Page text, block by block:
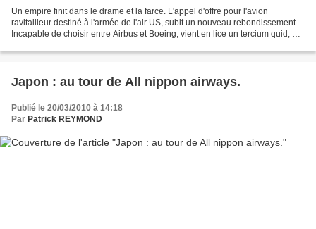
Un empire finit dans le drame et la farce. L'appel d'offre pour l'avion
ravitailleur destiné à l'armée de l'air US, subit un nouveau rebondissement.
Incapable de choisir entre Airbus et Boeing, vient en lice un tercium quid, à
Japon : au tour de All nippon airways.
Publié le 20/03/2010 à 14:18
Par Patrick REYMOND